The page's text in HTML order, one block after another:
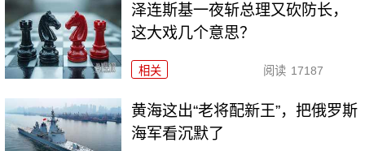
泽连斯基一夜斩总理又砍防长，
这大戏几个意思？
相关 阅读 17187
黄海这出“老将配新王”，把俄罗斯
海军看沉默了